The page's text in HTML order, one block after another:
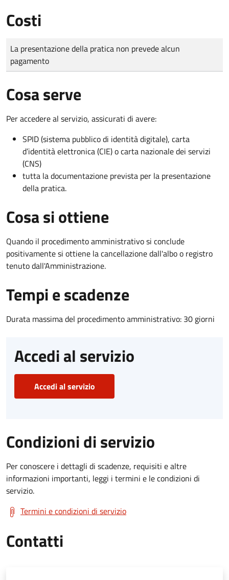
Costi
Tipo di pagamento
Importo
La presentazione della pratica non prevede alcun
pagamento
Cosa serve
Per accedere al servizio, assicurati di avere:
SPID (sistema pubblico di identità digitale), carta
d’identità elettronica (CIE) o carta nazionale dei servizi
(CNS)
tutta la documentazione prevista per la presentazione
della pratica.
Cosa si ottiene
Quando il procedimento amministrativo si conclude
positivamente si ottiene la cancellazione dall'albo o registro
tenuto dall'Amministrazione.
Tempi e scadenze
Durata massima del procedimento amministrativo: 30 giorni
Accedi al servizio
Accedi al servizio
Condizioni di servizio
Per conoscere i dettagli di scadenze, requisiti e altre
informazioni importanti, leggi i termini e le condizioni di
servizio.
Termini e condizioni di servizio
Contatti